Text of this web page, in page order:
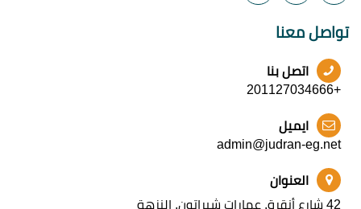
تواصل معنا
اتصل بنا
+201127034666
ايميل
admin@judran-eg.net
العنوان
42 شارع أنقرة, عمارات شيراتون, النزهة